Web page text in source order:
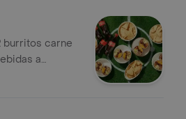
burritos carne
a